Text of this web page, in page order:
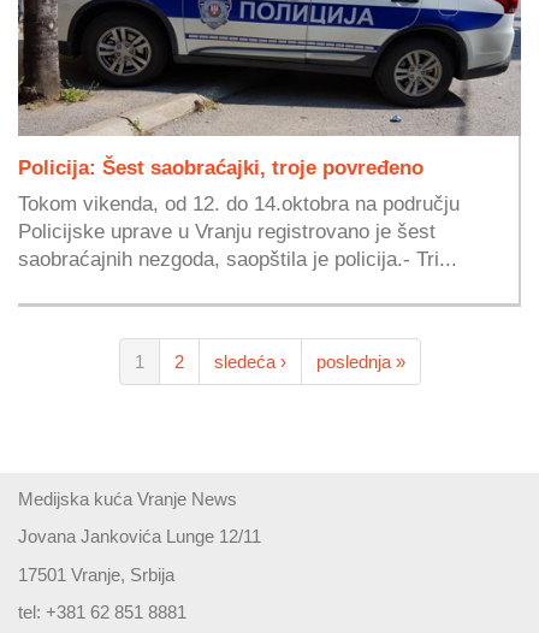
Policija: Šest saobraćajki, troje povređeno
Tokom vikenda, od 12. do 14.oktobra na području
Policijske uprave u Vranju registrovano je šest
saobraćajnih nezgoda, saopštila je policija.- Tri...
1 2 sledeća › poslednja »
Medijska kuća Vranje News
Jovana Jankovića Lunge 12/11
17501 Vranje, Srbija
tel: +381 62 851 8881